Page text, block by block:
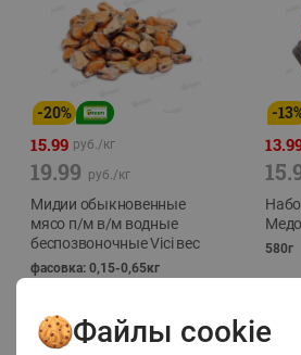
-20%
15.99 руб./кг
19.99 руб./кг
Мидии обыкновенные
мясо п/м в/м водные
беспозвоночные Vici вес
фасовка: 0,15-0,65кг
-13
580г
Файлы cookie